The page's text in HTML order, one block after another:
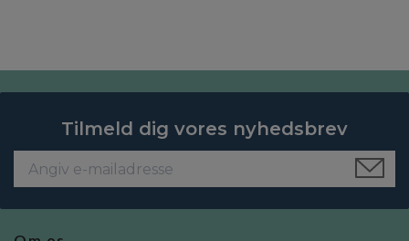
Tilmeld dig vores nyhedsbrev